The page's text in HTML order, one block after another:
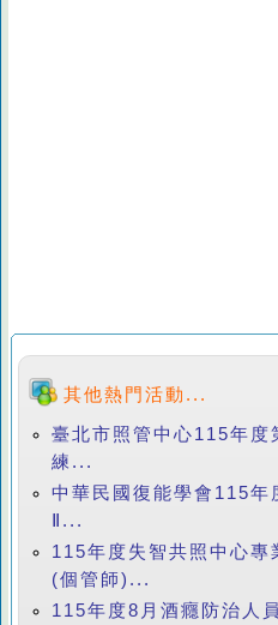
其他熱門活動...
臺北市照管中心115年度
練...
中華民國復能學會115
Ⅱ...
115年度失智共照中心專
(個管師)...
115年度8月酒癮防治人